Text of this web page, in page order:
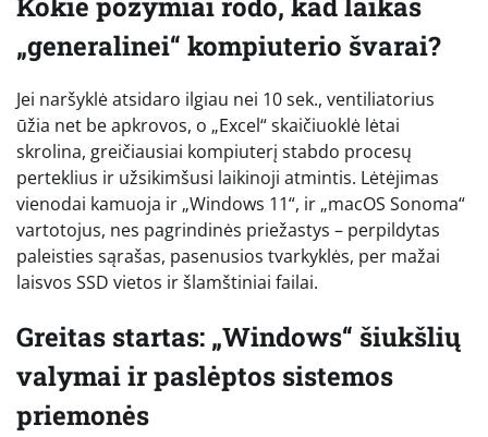
„generalinei“ kompiuterio švarai?
Jei naršyklė atsidaro ilgiau nei 10 sek., ventiliatorius
ūžia net be apkrovos, o „Excel“ skaičiuoklė lėtai
skrolina, greičiausiai kompiuterį stabdo procesų
perteklius ir užsikimšusi laikinoji atmintis. Lėtėjimas
vienodai kamuoja ir „Windows 11“, ir „macOS Sonoma“
vartotojus, nes pagrindinės priežastys – perpildytas
paleisties sąrašas, pasenusios tvarkyklės, per mažai
laisvos SSD vietos ir šlamštiniai failai.
Greitas startas: „Windows“ šiukšlių
valymai ir paslėptos sistemos
priemonės